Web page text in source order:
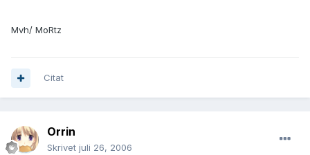
Mvh/ MoRtz
Citat
Orrin
Skrivet juli 26, 2006